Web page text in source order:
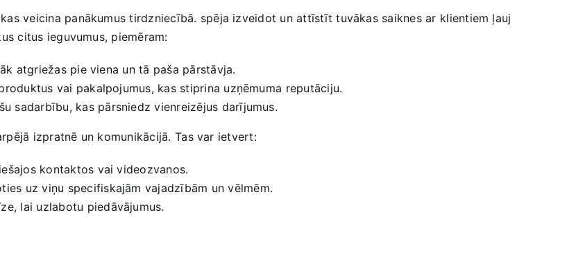
veicina panākumus tirdzniecībā.‍ spēja izveidot un attīstīt tuvākas saiknes ar⁣ klientiem ļauj
citus ieguvumus, piemēram:
atgriežas pie viena un tā paša ‍pārstāvja.
vai pakalpojumus, kas stiprina uzņēmuma ⁢reputāciju.
sadarbību,‌ kas pārsniedz vienreizējus darījumus.
izpratnē un komunikācijā.⁤ Tas var ietvert:
kontaktos vai videozvanos.
uz viņu specifiskajām vajadzībām un vēlmēm.
lai uzlabotu piedāvājumus.